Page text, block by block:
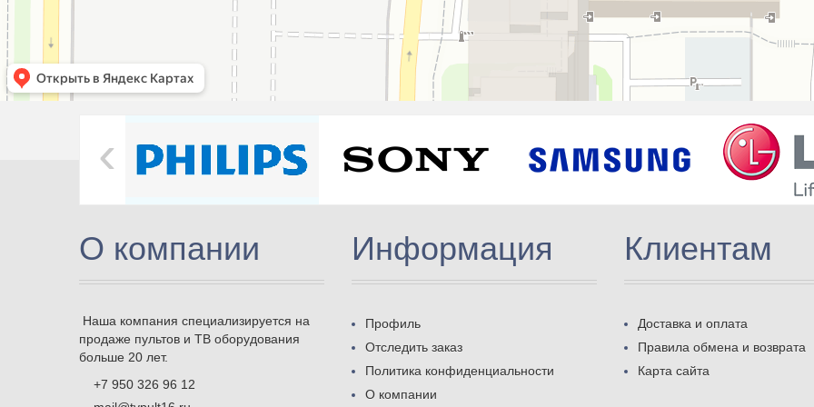
‹
О компании
Наша компания специализируется на
продаже пультов и ТВ оборудования
больше 20 лет.
+7 950 326 96 12
Информация
Профиль
Отследить заказ
Политика конфиденциальности
О компании
Клиентам
Доставка и оплата
Правила обмена и возврата
Карта сайта